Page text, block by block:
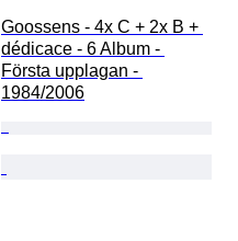
Goossens - 4x C + 2x B +
dédicace - 6 Album -
Första upplagan -
1984/2006